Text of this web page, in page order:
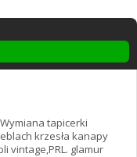
tapicerki
krzesła kanapy
sofy fotele .renowacja mebli vintage,PRL. glamur